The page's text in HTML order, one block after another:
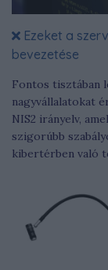
Ezeket a
bevezetése
Fontos tisztában
nagyvállalatokat
NIS2 irányelv,
szigorúbb
kibertérben való